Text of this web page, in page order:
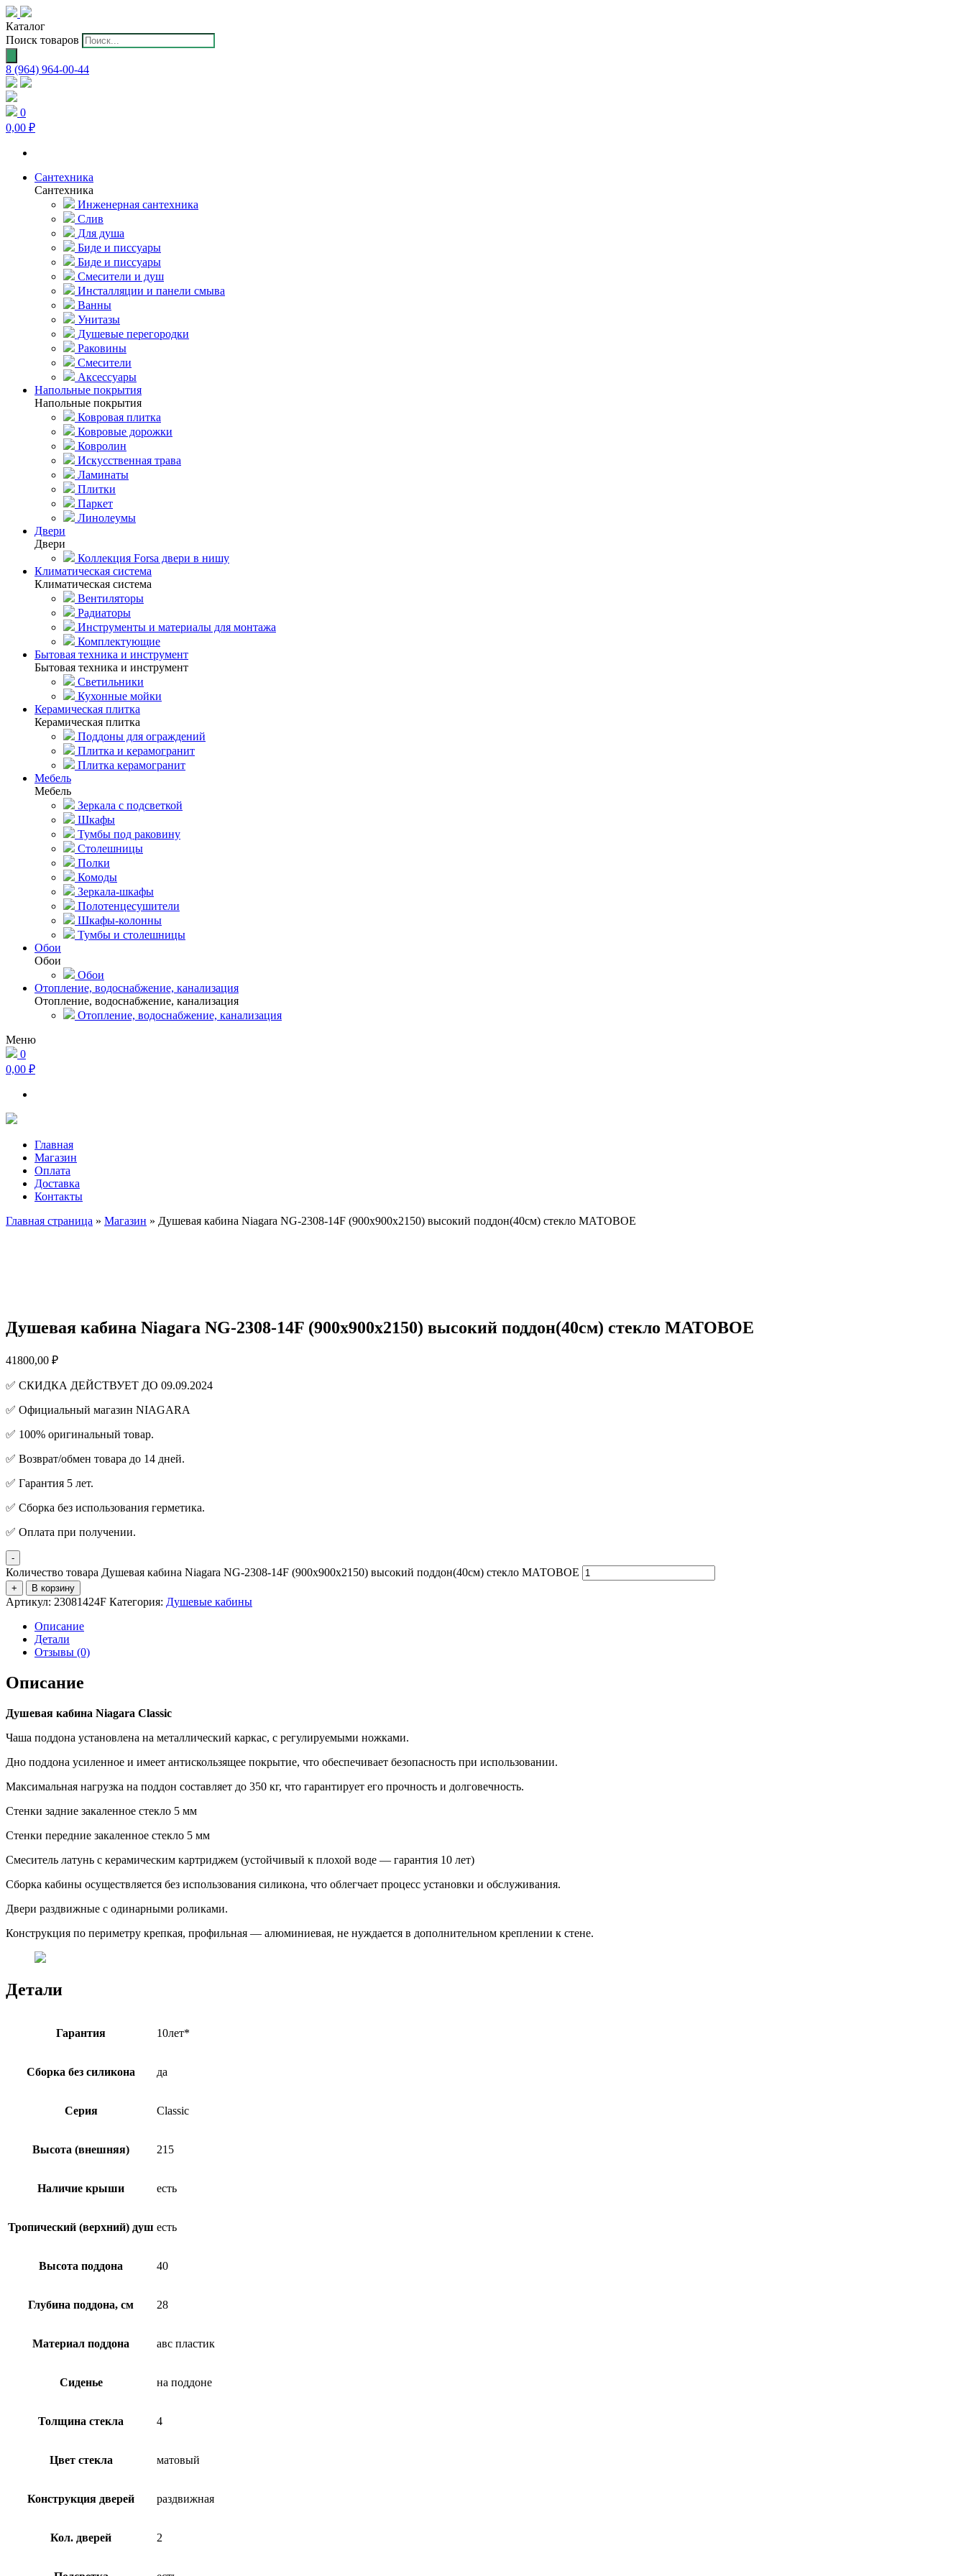
Каталог
Поиск товаров
8 (964) 964-00-44
0
0,00 ₽
Сантехника
Сантехника
Инженерная сантехника
Слив
Для душа
Биде и писсуары
Биде и писсуары
Смесители и душ
Инсталляции и панели смыва
Ванны
Унитазы
Душевые перегородки
Раковины
Смесители
Аксессуары
Напольные покрытия
Напольные покрытия
Ковровая плитка
Ковровые дорожки
Ковролин
Искусственная трава
Ламинаты
Плитки
Паркет
Линолеумы
Двери
Двери
Коллекция Forsa двери в нишу
Климатическая система
Климатическая система
Вентиляторы
Радиаторы
Инструменты и материалы для монтажа
Комплектующие
Бытовая техника и инструмент
Бытовая техника и инструмент
Светильники
Кухонные мойки
Керамическая плитка
Керамическая плитка
Поддоны для ограждений
Плитка и керамогранит
Плитка керамогранит
Мебель
Мебель
Зеркала с подсветкой
Шкафы
Тумбы под раковину
Столешницы
Полки
Комоды
Зеркала-шкафы
Полотенцесушители
Шкафы-колонны
Тумбы и столешницы
Обои
Обои
Обои
Отопление, водоснабжение, канализация
Отопление, водоснабжение, канализация
Отопление, водоснабжение, канализация
Меню
0
0,00 ₽
Главная
Магазин
Оплата
Доставка
Контакты
Главная страница » Магазин » Душевая кабина Niagara NG-2308-14F (900х900х2150) высокий поддон(40см) стекло МАТОВОЕ
Душевая кабина Niagara NG-2308-14F (900х900х2150) высокий поддон(40см) стекло МАТОВОЕ
41800,00 ₽
✅ СКИДКА ДЕЙСТВУЕТ ДО 09.09.2024
✅ Официальный магазин NIAGARA
✅ 100% оригинальный товар.
✅ Возврат/обмен товара до 14 дней.
✅ Гарантия 5 лет.
✅ Сборка без использования герметика.
✅ Оплата при получении.
-
Количество товара Душевая кабина Niagara NG-2308-14F (900х900х2150) высокий поддон(40см) стекло МАТОВОЕ
+ В корзину
Артикул: 23081424F Категория: Душевые кабины
Описание
Детали
Отзывы (0)
Описание
Душевая кабина Niagara Classic
Чаша поддона установлена на металлический каркас, с регулируемыми ножками.
Дно поддона усиленное и имеет антискользящее покрытие, что обеспечивает безопасность при использовании.
Максимальная нагрузка на поддон составляет до 350 кг, что гарантирует его прочность и долговечность.
Стенки задние закаленное стекло 5 мм
Стенки передние закаленное стекло 5 мм
Смеситель латунь с керамическим картриджем (устойчивый к плохой воде — гарантия 10 лет)
Сборка кабины осуществляется без использования силикона, что облегчает процесс установки и обслуживания.
Двери раздвижные с одинарными роликами.
Конструкция по периметру крепкая, профильная — алюминиевая, не нуждается в дополнительном креплении к стене.
Детали
Гарантия 10лет*
Сборка без силикона да
Серия Classic
Высота (внешняя) 215
Наличие крыши есть
Тропический (верхний) душ есть
Высота поддона 40
Глубина поддона, см 28
Материал поддона авс пластик
Сиденье на поддоне
Толщина стекла 4
Цвет стекла матовый
Конструкция дверей раздвижная
Кол. дверей 2